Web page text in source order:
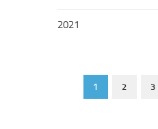
2021
1 2 3